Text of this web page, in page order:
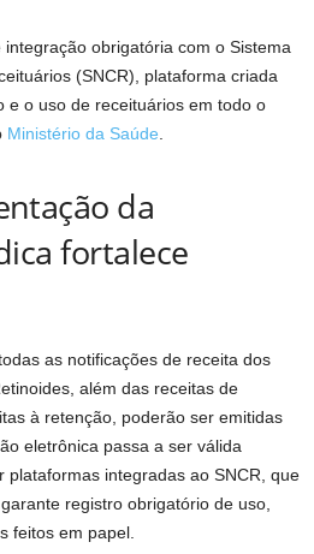
obrigatória com o Sistema
(SNCR), plataforma criada
e o uso de receituários em todo o
Ministério da Saúde
da
fortalece
as notificações de receita dos
além das receitas de
à retenção, poderão ser emitidas
eletrônica passa a ser válida
plataformas integradas ao SNCR, que
registro obrigatório de uso,
feitos em papel.